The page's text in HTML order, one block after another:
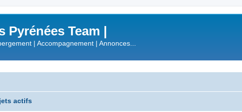
Pyrénées Team |
| Accompagnement | Annonces...
actifs